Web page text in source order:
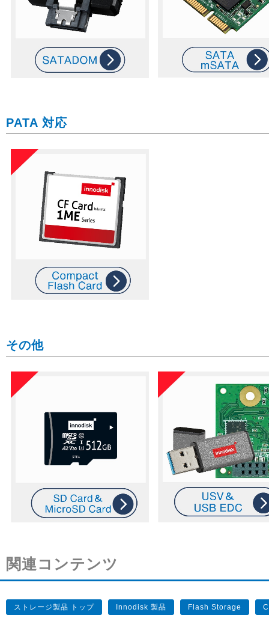
PATA 対応
その他
関連コンテンツ
ストレージ製品 トップ Innodisk 製品 Flash Storage